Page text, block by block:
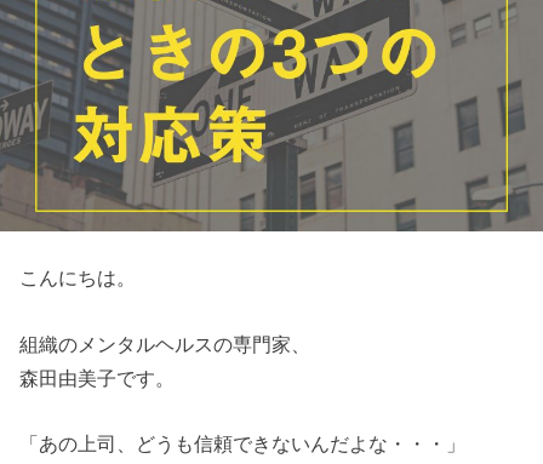
こんにちは。
組織のメンタルヘルスの専門家、
森田由美子です。
「あの上司、どうも信頼できないんだよな・・・」